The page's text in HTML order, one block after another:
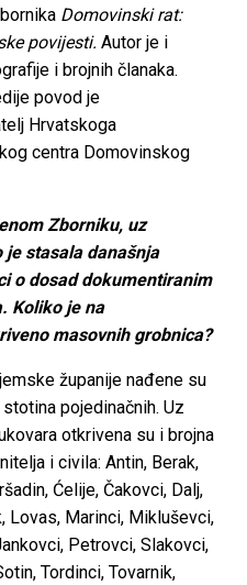
Domovinski rat:
povijesti. Autor je i
i brojnih članaka.
povod je
Hrvatskoga
centra Domovinskog
Zborniku, uz
stasala današnja
o dosad dokumentiranim
Koliko je na
masovnih grobnica?
županije nađene su
pojedinačnih. Uz
otkrivena su i brojna
i civila: Antin, Berak,
Ćelije, Čakovci, Dalj,
Lovas, Marinci, Mikluševci,
Petrovci, Slakovci,
Tordinci, Tovarnik,